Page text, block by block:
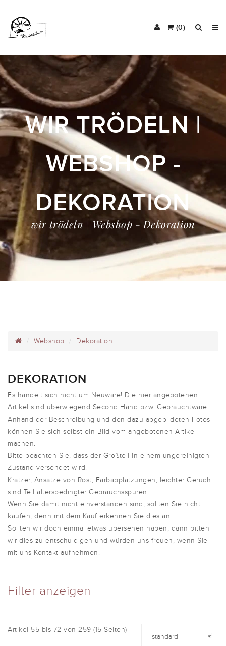
(0)
WIR TRÖDELN |
WEBSHOP -
DEKORATION
wir trödeln | Webshop - Dekoration
Webshop Dekoration
DEKORATION
Es handelt sich nicht um Neuware! Die hier angebotenen
Artikel sind überwiegend Second Hand bzw. Gebrauchtware.
Anhand der Beschreibung und den dazu abgebildeten Fotos
können Sie sich selbst ein Bild vom angebotenen Artikel
machen.
Bitte beachten Sie, dass der Großteil in einem ungereinigten
Zustand versendet wird.
Kratzer, Ansätze von Rost, Farbabplatzungen, leichter Geruch
sind Teil altersbedingter Gebrauchsspuren.
Wenn Sie damit nicht einverstanden sind, sollten Sie nicht
kaufen, denn mit dem Kauf erkennen Sie dies an.
Sollten wir doch einmal etwas übersehen haben, dann bitten
wir dies zu entschuldigen und würden uns freuen, wenn Sie
mit uns Kontakt aufnehmen.
Filter anzeigen
Artikel 55 bis 72 von 259 (15 Seiten)